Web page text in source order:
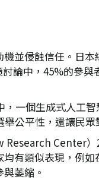
並侵蝕信任。日
論中，45%的參
一個生成式人工
公平性，還讓民眾
Center
有類似表現，例
萎縮。